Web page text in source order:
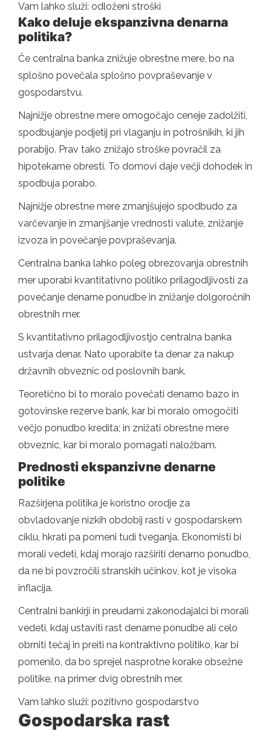
Vam lahko služi: odloženi stroški
Kako deluje ekspanzivna denarna
politika?
Če centralna banka znižuje obrestne mere, bo na
splošno povečala splošno povpraševanje v
gospodarstvu.
Najnižje obrestne mere omogočajo ceneje zadolžiti,
spodbujanje podjetij pri vlaganju in potrošnikih, ki jih
porabijo. Prav tako znižajo stroške povračil za
hipotekarne obresti. To domovi daje večji dohodek in
spodbuja porabo.
Najnižje obrestne mere zmanjšujejo spodbudo za
varčevanje in zmanjšanje vrednosti valute, znižanje
izvoza in povečanje povpraševanja.
Centralna banka lahko poleg obrezovanja obrestnih
mer uporabi kvantitativno politiko prilagodljivosti za
povečanje denarne ponudbe in znižanje dolgoročnih
obrestnih mer.
S kvantitativno prilagodljivostjo centralna banka
ustvarja denar. Nato uporabite ta denar za nakup
državnih obveznic od poslovnih bank.
Teoretično bi to moralo povečati denarno bazo in
gotovinske rezerve bank, kar bi moralo omogočiti
večjo ponudbo kredita; in znižati obrestne mere
obveznic, kar bi moralo pomagati naložbam.
Prednosti ekspanzivne denarne
politike
Razširjena politika je koristno orodje za
obvladovanje nizkih obdobij rasti v gospodarskem
ciklu, hkrati pa pomeni tudi tveganja. Ekonomisti bi
morali vedeti, kdaj morajo razširiti denarno ponudbo,
da ne bi povzročili stranskih učinkov, kot je visoka
inflacija.
Centralni bankirji in preudarni zakonodajalci bi morali
vedeti, kdaj ustaviti rast denarne ponudbe ali celo
obrniti tečaj in preiti na kontraktivno politiko, kar bi
pomenilo, da bo sprejel nasprotne korake obsežne
politike, na primer dvig obrestnih mer.
Vam lahko služi: pozitivno gospodarstvo
Gospodarska rast